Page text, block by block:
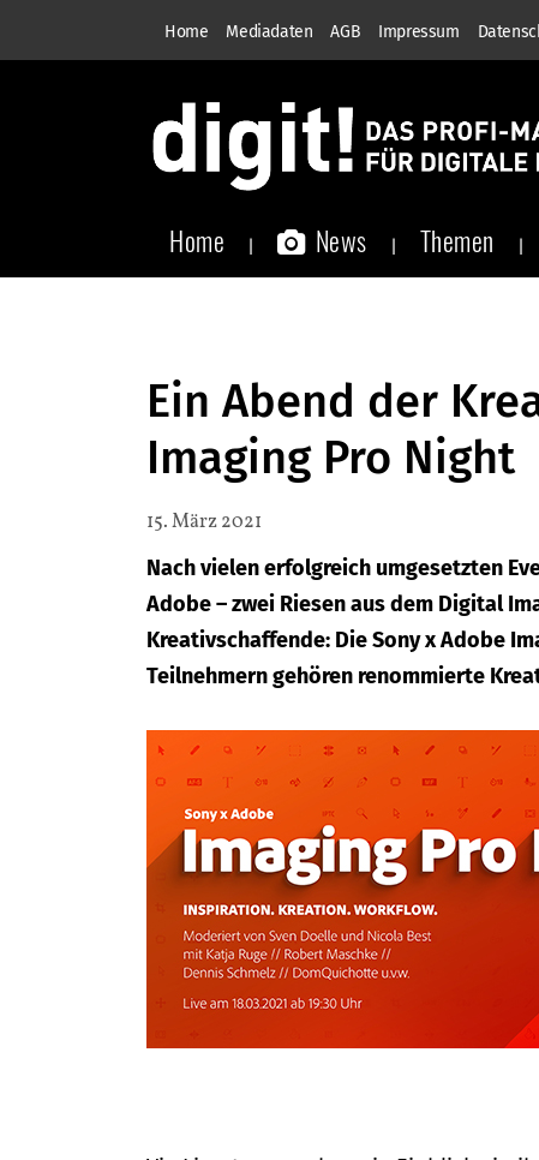
Home Mediadaten AGB Impressum
Home News Themen
Ein Abend der
Imaging Pro Night
15. März 2021
Nach vielen erfolgreich umgesetzten
Adobe – zwei Riesen aus dem Digital
Kreativschaffende: Die Sony x Adobe
Teilnehmern gehören renommierte